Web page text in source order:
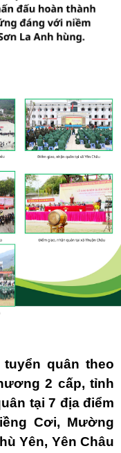
quân theo
2 cấp, tỉnh
tại 7 địa điểm
Cơi, Mường
Yên, Yên Châu